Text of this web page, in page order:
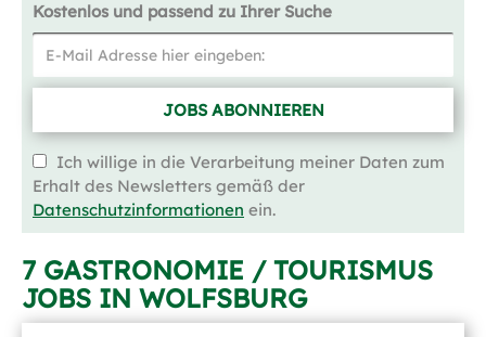
Kostenlos und passend zu Ihrer Suche
JOBS ABONNIEREN
Ich willige in die Verarbeitung meiner Daten zum
Erhalt des Newsletters gemäß der
Datenschutzinformationen ein.
7 GASTRONOMIE / TOURISMUS
JOBS IN WOLFSBURG